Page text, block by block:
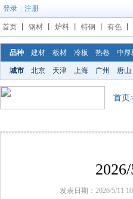
登录 注册
首页 钢材 炉料 特钢 有色
品种 建材 板材 冷板 热卷 中厚
城市 北京 天津 上海 广州 唐山
首页
发表日期：2026/5/11